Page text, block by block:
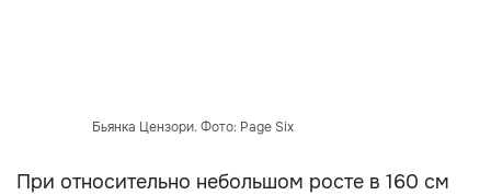
Бьянка Цензори. Фото: Page Six
При относительно небольшом росте в 160 см